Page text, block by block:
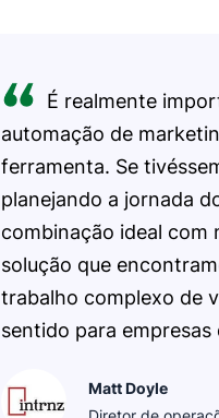
É realmente
automação de
ferramenta. Se
planejando a jornada
combinação ideal com
solução que
trabalho complexo de
sentido para
Matt Doyle